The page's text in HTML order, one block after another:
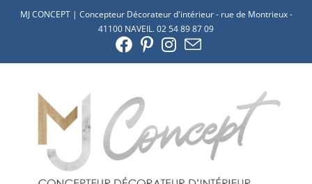
MJ CONCEPT | Concepteur Décorateur d'intérieur - rue de Montrieux -
41100 NAVEIL. 02 54 89 87 09